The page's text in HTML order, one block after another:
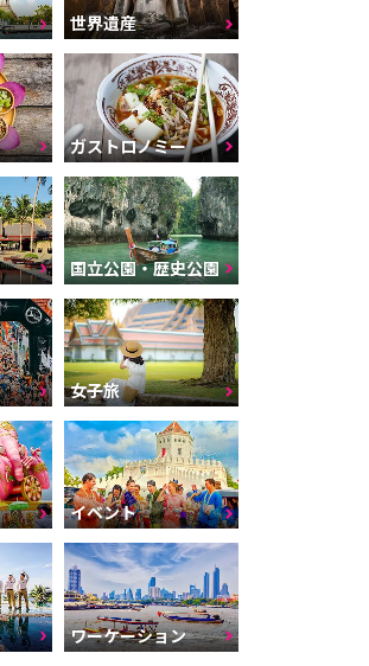
世界遺産
ガストロノミー
国立公園・歴史公園
女子旅
イベント
ワーケーション